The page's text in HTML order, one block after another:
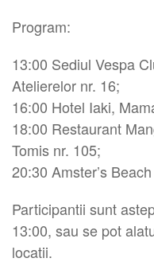
Program:
13:00 Sediul Vespa
Atelierelor nr. 16;
16:00 Hotel Iaki,
18:00 Restaurant
Tomis nr. 105;
20:30 Amster’s
Participantii sunt
13:00, sau se pot
locatii.